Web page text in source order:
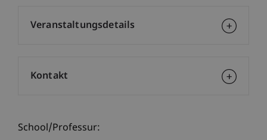
School/Professur:
Veranstaltungsdetails
Kontakt